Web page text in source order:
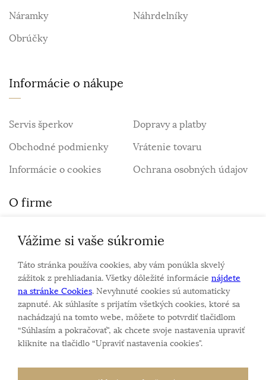
Náramky
Náhrdelníky
Obrúčky
Informácie o nákupe
Servis šperkov
Dopravy a platby
Obchodné podmienky
Vrátenie tovaru
Informácie o cookies
Ochrana osobných údajov
O firme
Personalizovaný šperk
O nás
Kontakt
Sme rodinná firma a zameriavame sa na predaj hodiniek
a šperkov od roku 1994.
Pozrite sa na naše ďaľšie web stránky.
Vážime si vaše súkromie
Táto stránka používa cookies, aby vám ponúkla skvelý
zážitok z prehliadania. Všetky dôležité informácie nájdete
na stránke Cookies. Nevyhnuté cookies sú automaticky
zapnuté. Ak súhlasíte s prijatím všetkých cookies, ktoré sa
nachádzajú na tomto webe, môžete to potvrdiť tlačidlom
“Súhlasím a pokračovať", ak chcete svoje nastavenia upraviť
kliknite na tlačidlo “Upraviť nastavenia cookies".